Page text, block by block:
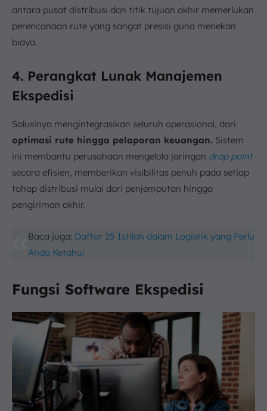
antara pusat distribusi dan titik tujuan akhir memerlukan
perencanaan rute yang sangat presisi guna menekan
biaya.
4. Perangkat Lunak Manajemen
Ekspedisi
Solusinya mengintegrasikan seluruh operasional, dari
optimasi rute hingga pelaporan keuangan. Sistem
ini membantu perusahaan mengelola jaringan drop point
secara efisien, memberikan visibilitas penuh pada setiap
tahap distribusi mulai dari penjemputan hingga
pengiriman akhir.
Baca juga: Daftar 25 Istilah dalam Logistik yang Perlu
Anda Ketahui
Fungsi Software Ekspedisi